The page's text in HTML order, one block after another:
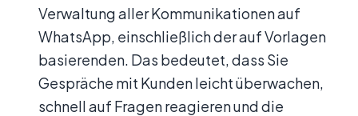
Verwaltung aller Kommunikationen auf
WhatsApp, einschließlich der auf Vorlagen
basierenden. Das bedeutet, dass Sie
Gespräche mit Kunden leicht überwachen,
schnell auf Fragen reagieren und die